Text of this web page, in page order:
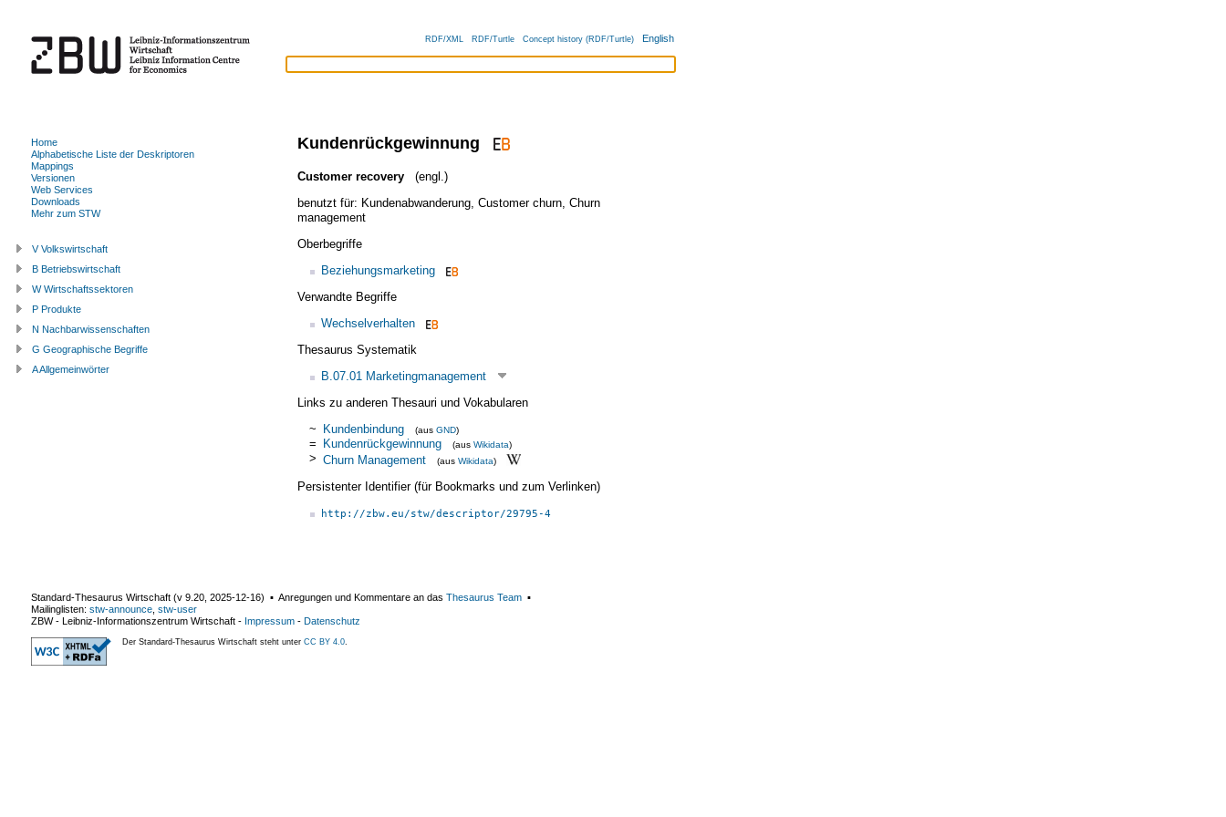
RDF/XML RDF/Turtle Concept history (RDF/Turtle) English
Kundenrückgewinnung
Customer recovery
(engl.)
benutzt für: Kundenabwanderung, Customer churn, Churn
management
Oberbegriffe
Beziehungsmarketing
Verwandte Begriffe
Wechselverhalten
Thesaurus Systematik
B.07.01 Marketingmanagement
Links zu anderen Thesauri und Vokabularen
~ Kundenbindung (aus GND)
= Kundenrückgewinnung (aus Wikidata)
> Churn Management (aus Wikidata)
Persistenter Identifier (für Bookmarks und zum Verlinken)
http://zbw.eu/stw/descriptor/29795-4
Home
Alphabetische Liste der Deskriptoren
Mappings
Versionen
Web Services
Downloads
Mehr zum STW
V Volkswirtschaft
B Betriebswirtschaft
W Wirtschaftssektoren
P Produkte
N Nachbarwissenschaften
G Geographische Begriffe
A Allgemeinwörter
Standard-Thesaurus Wirtschaft (v 9.20 2025-12-16) ▪ Anregungen und Kommentare an das Thesaurus Team ▪
Mailinglisten: stw-announce stw-user
ZBW - Leibniz-Informationszentrum Wirtschaft - Impressum - Datenschutz
Der Standard-Thesaurus Wirtschaft steht unter CC BY 4.0